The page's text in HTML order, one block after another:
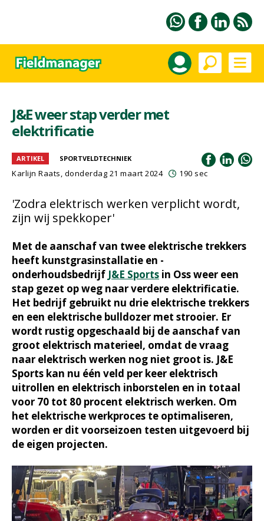
J&E weer stap verder met
elektrificatie
ARTIKEL SPORTVELDTECHNIEK
Karlijn Raats, donderdag 21 maart 2024 190 sec
'Zodra elektrisch werken verplicht wordt,
zijn wij spekkoper'
Met de aanschaf van twee elektrische trekkers
heeft kunstgrasinstallatie en -
onderhoudsbedrijf J&E Sports in Oss weer een
stap gezet op weg naar verdere elektrificatie.
Het bedrijf gebruikt nu drie elektrische trekkers
en een elektrische bulldozer met strooier. Er
wordt rustig opgeschaald bij de aanschaf van
groot elektrisch materieel, omdat de vraag
naar elektrisch werken nog niet groot is. J&E
Sports kan nu één veld per keer elektrisch
uitrollen en elektrisch inborstelen en in totaal
voor 70 tot 80 procent elektrisch werken. Om
het elektrische werkproces te optimaliseren,
worden er dit voorseizoen testen uitgevoerd bij
de eigen projecten.